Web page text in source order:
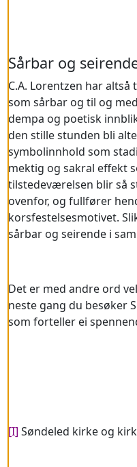
Sårbar og
C.A. Lorentzen har
som sårbar og til og
dempa og poetisk
den stille stunden bli
symbolinnhold som
mektig og sakral effekt
tilstedeværelsen blir så
ovenfor, og fullfører
korsfestelsesmotivet.
sårbar og seirende i
Det er med andre ord
neste gang du besøker
som forteller ei
[I] Søndeled kirke og